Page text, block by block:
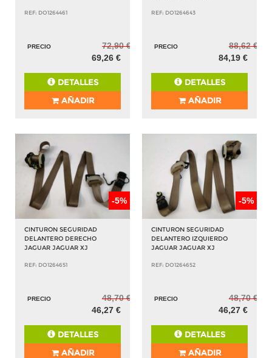
REF: DO1264461
PRECIO
72,90 €
69,26 €
DETALLES
AÑADIR
REF: DO1264643
PRECIO
88,62 €
84,19 €
DETALLES
AÑADIR
-5%
CINTURON SEGURIDAD
DELANTERO DERECHO
JAGUAR JAGUAR XJ
REF: DO1264651
PRECIO
48,70 €
46,27 €
DETALLES
AÑADIR
-5%
CINTURON SEGURIDAD
DELANTERO IZQUIERDO
JAGUAR JAGUAR XJ
REF: DO1264652
PRECIO
48,70 €
46,27 €
DETALLES
AÑADIR